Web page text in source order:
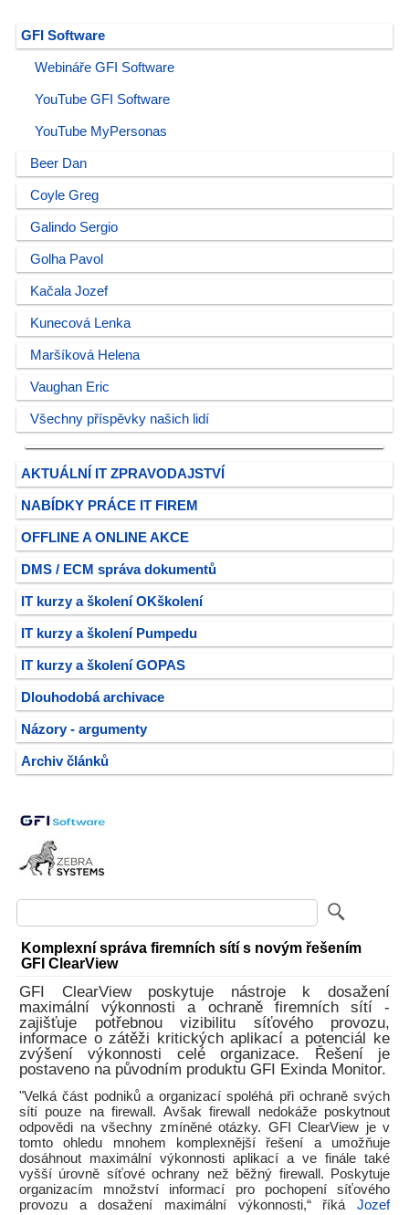
GFI Software
Webináře GFI Software
YouTube GFI Software
YouTube MyPersonas
Beer Dan
Coyle Greg
Galindo Sergio
Golha Pavol
Kačala Jozef
Kunecová Lenka
Maršíková Helena
Vaughan Eric
Všechny příspěvky našich lidí
AKTUÁLNÍ IT ZPRAVODAJSTVÍ
NABÍDKY PRÁCE IT FIREM
OFFLINE A ONLINE AKCE
DMS / ECM správa dokumentů
IT kurzy a školení OKškolení
IT kurzy a školení Pumpedu
IT kurzy a školení GOPAS
Dlouhodobá archivace
Názory - argumenty
Archiv článků
Komplexní správa firemních sítí s novým řešením
GFI ClearView
GFI ClearView poskytuje nástroje k dosažení
maximální výkonnosti a ochraně firemních sítí -
zajišťuje potřebnou vizibilitu síťového provozu,
informace o zátěži kritických aplikací a potenciál ke
zvýšení výkonnosti celé organizace. Řešení je
postaveno na původním produktu GFI Exinda Monitor.
"Velká část podniků a organizací spoléhá při ochraně svých
sítí pouze na firewall. Avšak firewall nedokáže poskytnout
odpovědi na všechny zmíněné otázky. GFI ClearView je v
tomto ohledu mnohem komplexnější řešení a umožňuje
dosáhnout maximální výkonnosti aplikací a ve finále také
vyšší úrovně síťové ochrany než běžný firewall. Poskytuje
organizacím množství informací pro pochopení síťového
provozu a dosažení maximální výkonnosti,“ říká Jozef